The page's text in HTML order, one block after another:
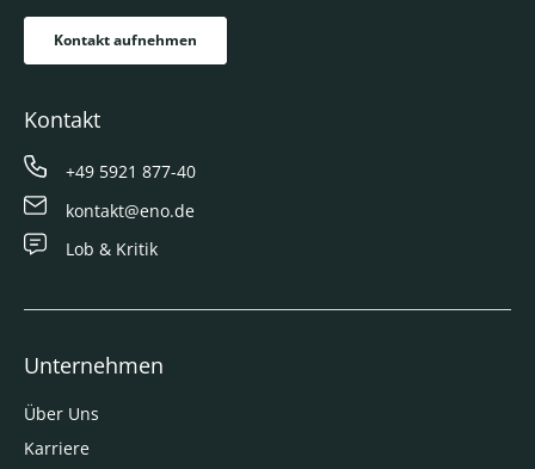
Kontakt aufnehmen
Kontakt
+49 5921 877-40
kontakt@eno.de
Lob & Kritik
Unternehmen
Über Uns
Karriere